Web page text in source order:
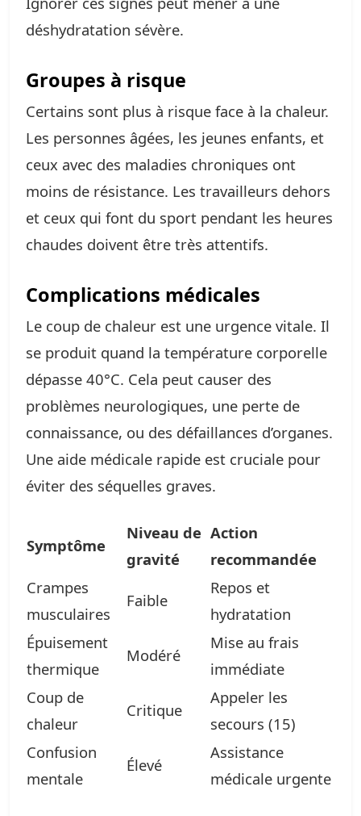
déshydratation sévère.
Groupes à risque
Certains sont plus à risque face à la chaleur.
Les personnes âgées, les jeunes enfants, et
ceux avec des maladies chroniques ont
moins de résistance. Les travailleurs dehors
et ceux qui font du sport pendant les heures
chaudes doivent être très attentifs.
Complications médicales
Le coup de chaleur est une urgence vitale. Il
se produit quand la température corporelle
dépasse 40°C. Cela peut causer des
problèmes neurologiques, une perte de
connaissance, ou des défaillances d’organes.
Une aide médicale rapide est cruciale pour
éviter des séquelles graves.
Symptôme
Niveau de
gravité
Action
recommandée
Crampes
musculaires
Faible
Repos et
hydratation
Épuisement
thermique
Modéré
Mise au frais
immédiate
Coup de
chaleur
Critique
Appeler les
secours (15)
Confusion
mentale
Élevé
Assistance
médicale urgente